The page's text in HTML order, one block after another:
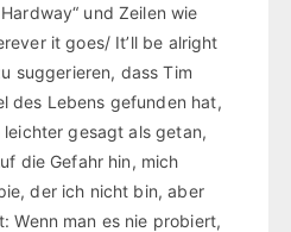
und Zeilen wie
it goes/ It’ll be alright
suggerieren, dass Tim
des Lebens gefunden hat,
gesagt als getan,
die Gefahr hin, mich
der ich nicht bin, aber
Wenn man es nie probiert,